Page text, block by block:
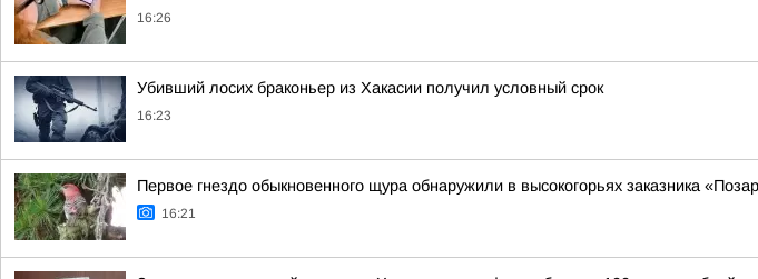
16:26
Убивший лосих браконьер из Хакасии получил условный срок
16:23
Первое гнездо обыкновенного щура обнаружили в высокогорьях заказника
16:21